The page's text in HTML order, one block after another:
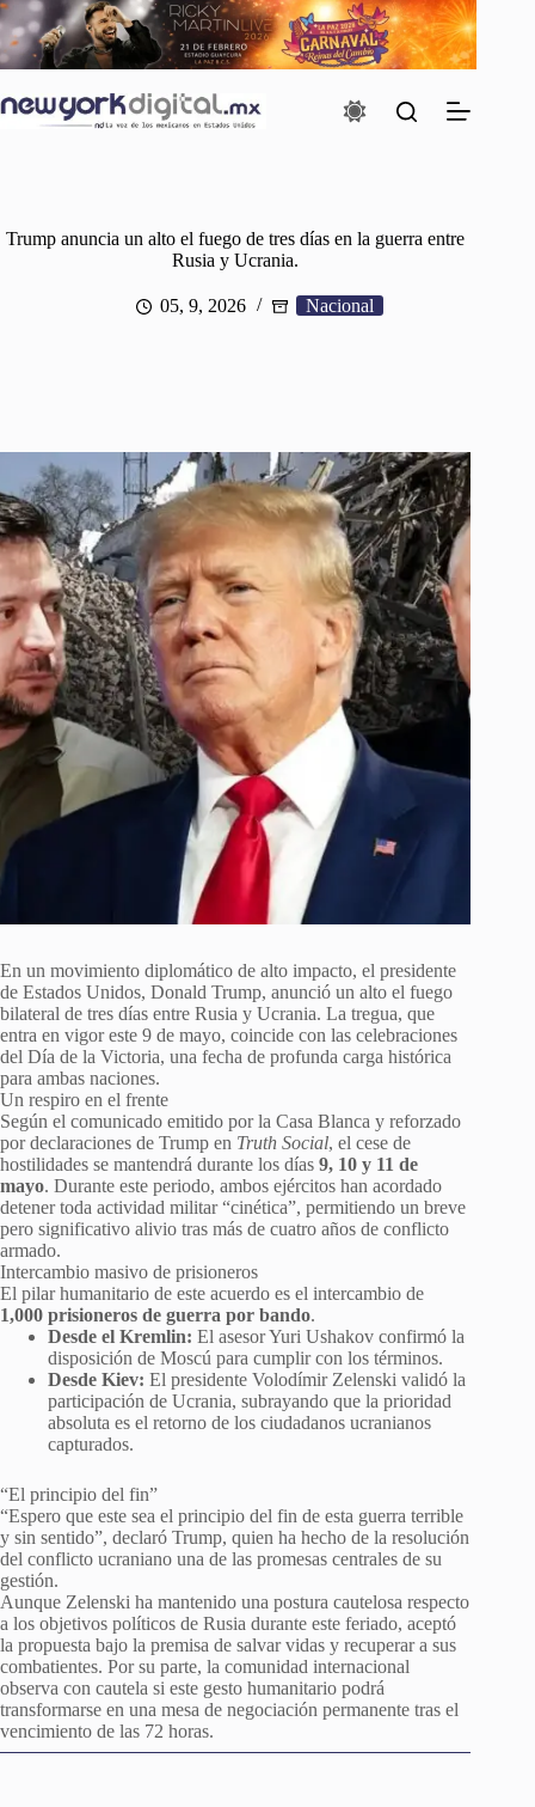
Saltar
al
contenido
Trump anuncia un alto el fuego de tres días en la guerra entre
Rusia y Ucrania.
05, 9, 2026 Nacional
En un movimiento diplomático de alto impacto, el presidente
de Estados Unidos, Donald Trump, anunció un alto el fuego
bilateral de tres días entre Rusia y Ucrania. La tregua, que
entra en vigor este 9 de mayo, coincide con las celebraciones
del Día de la Victoria, una fecha de profunda carga histórica
para ambas naciones.
Un respiro en el frente
Según el comunicado emitido por la Casa Blanca y reforzado
por declaraciones de Trump en Truth Social, el cese de
hostilidades se mantendrá durante los días 9, 10 y 11 de
mayo. Durante este periodo, ambos ejércitos han acordado
detener toda actividad militar “cinética”, permitiendo un breve
pero significativo alivio tras más de cuatro años de conflicto
armado.
Intercambio masivo de prisioneros
El pilar humanitario de este acuerdo es el intercambio de
1,000 prisioneros de guerra por bando.
Desde el Kremlin: El asesor Yuri Ushakov confirmó la
disposición de Moscú para cumplir con los términos.
Desde Kiev: El presidente Volodímir Zelenski validó la
participación de Ucrania, subrayando que la prioridad
absoluta es el retorno de los ciudadanos ucranianos
capturados.
“El principio del fin”
“Espero que este sea el principio del fin de esta guerra terrible
y sin sentido”, declaró Trump, quien ha hecho de la resolución
del conflicto ucraniano una de las promesas centrales de su
gestión.
Aunque Zelenski ha mantenido una postura cautelosa respecto
a los objetivos políticos de Rusia durante este feriado, aceptó
la propuesta bajo la premisa de salvar vidas y recuperar a sus
combatientes. Por su parte, la comunidad internacional
observa con cautela si este gesto humanitario podrá
transformarse en una mesa de negociación permanente tras el
vencimiento de las 72 horas.